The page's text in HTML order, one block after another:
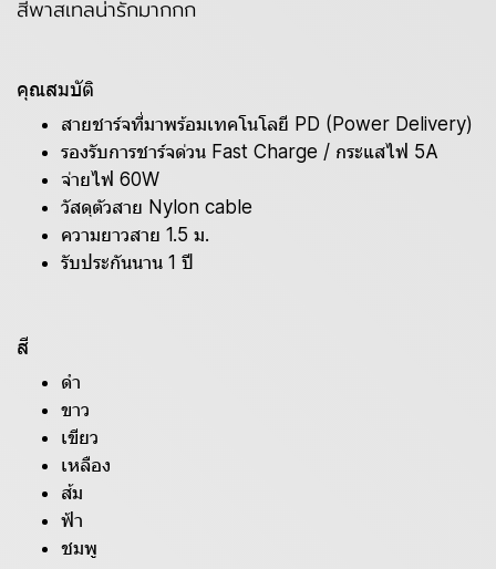
สีพาสเทลน่ารักมากกก
คุณสมบัติ
สายชาร์จที่มาพร้อมเทคโนโลยี PD (Power Delivery)
รองรับการชาร์จด่วน Fast Charge / กระแสไฟ 5A
จ่ายไฟ 60W
วัสดุตัวสาย Nylon cable
ความยาวสาย 1.5 ม.
รับประกันนาน 1 ปี
สี
ดำ
ขาว
เขียว
เหลือง
ส้ม
ฟ้า
ชมพู